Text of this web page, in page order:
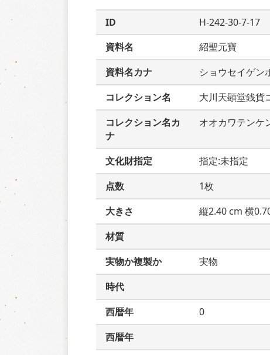
ID
H-242-30-7-17
資料名
紹聖元寶
資料名カナ
ショウセイゲン
コレクション名
大川天顕堂銭貨
コレクション名カ
ナ
オオカワテンケ
文化財指定
指定:未指定
点数
1枚
大きさ
縦2.40 cm 横
材質
実物か複製か
実物
時代
西暦年
0
西暦年